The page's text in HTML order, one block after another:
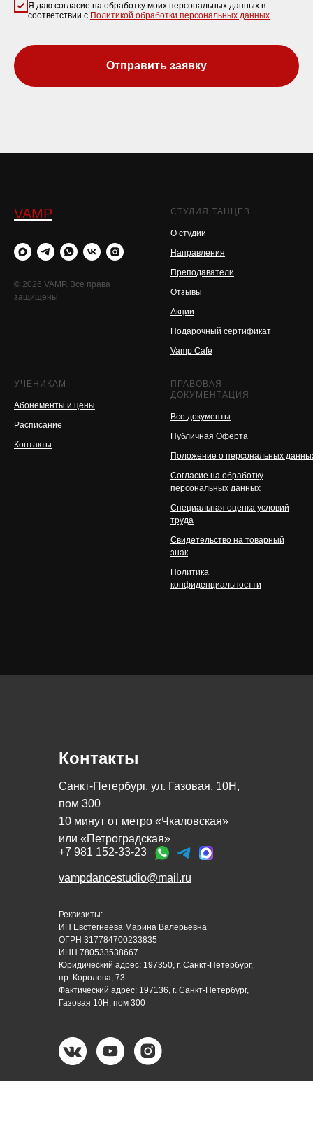
Я даю согласие на обработку моих персональных данных в
соответствии с Политикой обработки персональных данных.
Отправить заявку
VAMP
© 2026 VAMP. Все права
защищены
СТУДИЯ ТАНЦЕВ
О студии
Направления
Преподаватели
Отзывы
Акции
Подарочный сертификат
Vamp Cafe
УЧЕНИКАМ
Абонементы и цены
Расписание
Контакты
ПРАВОВАЯ
ДОКУМЕНТАЦИЯ
Все документы
Публичная Оферта
Положение о персональных
Согласие на обработку
персональных данных
Специальная оценка условий
труда
Свидетельство на товарный
знак
Политика
конфиденциальностти
Санкт-Петербург, ул. Газовая, 10Н,
пом 300
10 минут от метро «Чкаловская»
или «Петроградская»
Контакты
+7 981 152-33-23
vampdancestudio@mail.ru
Реквизиты:
ИП Евстегнеева Марина Валерьевна
ОГРН 317784700233835
ИНН 780533538667
Юридический адрес: 197350, г. Санкт-Петербург,
пр. Королева, 73
Фактический адрес: 197136, г. Санкт-Петербург,
Газовая 10Н, пом 300